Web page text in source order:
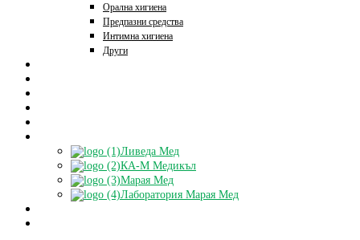
Орална хигиена
Предпазни средства
Интимна хигиена
Други
Ливеда Мед
КА-М Медикъл
Марая Мед
Лаборатория Марая Мед